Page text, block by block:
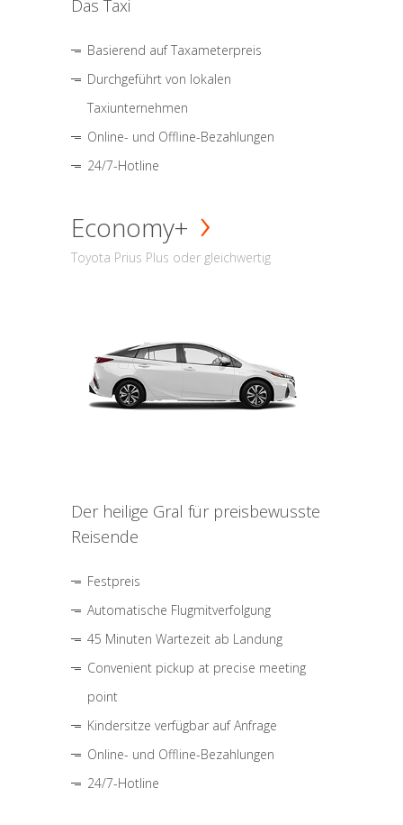
Das Taxi
Basierend auf Taxameterpreis
Durchgeführt von lokalen
Taxiunternehmen
Online- und Offline-Bezahlungen
24/7-Hotline
Economy+
Toyota Prius Plus oder gleichwertig
Der heilige Gral für preisbewusste
Reisende
Festpreis
Automatische Flugmitverfolgung
45 Minuten Wartezeit ab Landung
Convenient pickup at precise meeting
point
Kindersitze verfügbar auf Anfrage
Online- und Offline-Bezahlungen
24/7-Hotline